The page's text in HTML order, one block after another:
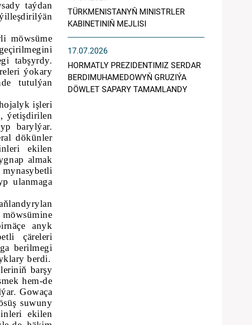
taýdan
möwsüme
tabşyrdy.
ýokary
tutulýan
işleri
ýetişdirilen
barylýar.
dökünler
ekilen
almak
ulanmaga
anyk
çäreleri
berilmegi
berdi.
barşy
hem-de
Gowaça
suwuny
ekilen
TÜRKMENISTANYŇ MINISTRLER
KABINETINIŇ MEJLISI
17.07.2026
HORMATLY PREZIDENTIMIZ SERDAR
BERDIMUHAMEDOWYŇ GRUZIÝA
DÖWLET SAPARY TAMAMLANDY